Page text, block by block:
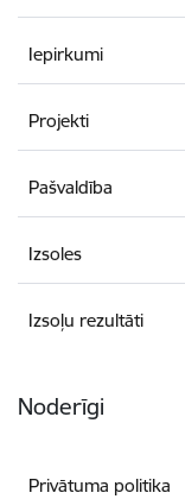
Iepirkumi
Projekti
Pašvaldība
Izsoles
Izsoļu rezultāti
Noderīgi
Privātuma politika